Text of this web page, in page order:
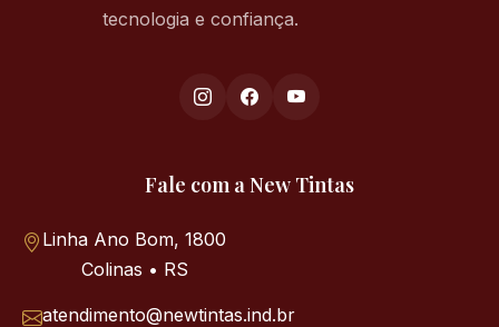
tecnologia e confiança.
Fale com a New Tintas
Linha Ano Bom, 1800
Colinas • RS
atendimento@newtintas.ind.br